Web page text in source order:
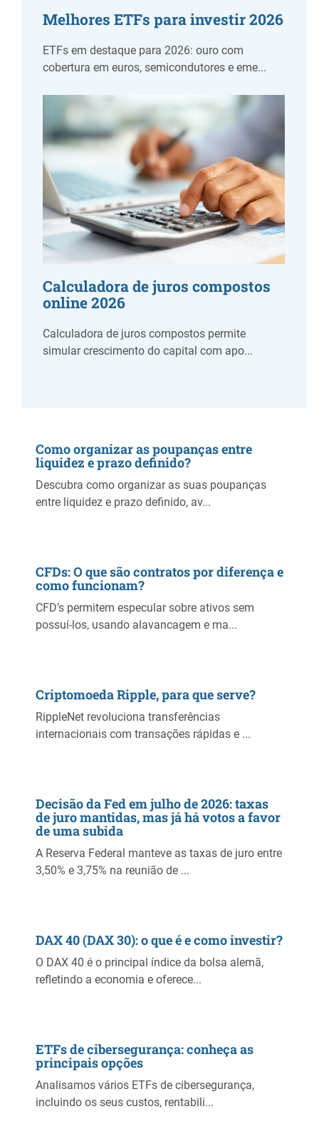
Melhores ETFs para investir 2026
ETFs em destaque para 2026: ouro com
cobertura em euros, semicondutores e eme...
Calculadora de juros compostos
online 2026
Calculadora de juros compostos permite
simular crescimento do capital com apo...
Como organizar as poupanças entre
liquidez e prazo definido?
Descubra como organizar as suas poupanças
entre liquidez e prazo definido, av...
CFDs: O que são contratos por diferença e
como funcionam?
CFD’s permitem especular sobre ativos sem
possuí-los, usando alavancagem e ma...
Criptomoeda Ripple, para que serve?
RippleNet revoluciona transferências
internacionais com transações rápidas e ...
Decisão da Fed em julho de 2026: taxas
de juro mantidas, mas já há votos a favor
de uma subida
A Reserva Federal manteve as taxas de juro entre
3,50% e 3,75% na reunião de ...
DAX 40 (DAX 30): o que é e como investir?
O DAX 40 é o principal índice da bolsa alemã,
refletindo a economia e oferece...
ETFs de cibersegurança: conheça as
principais opções
Analisamos vários ETFs de cibersegurança,
incluindo os seus custos, rentabili...